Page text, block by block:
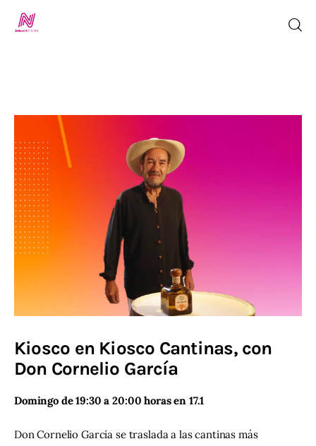
TV en Vivo
Jalisco Noticias
Programación
Jalisco TV
Jalisco RADIO / En Vivo
Nosotros
Contacto
Kiosco en Kiosco Cantinas, con
Don Cornelio García
Domingo de 19:30 a 20:00 horas en 17.1
Don Cornelio García se traslada a las cantinas más